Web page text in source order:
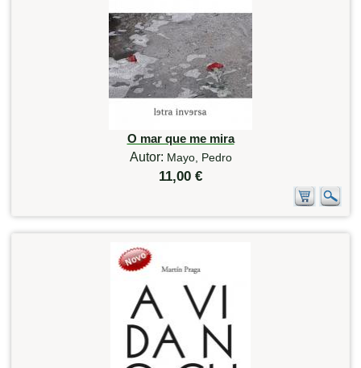
O mar que me mira
Autor: Mayo, Pedro
11,00 €